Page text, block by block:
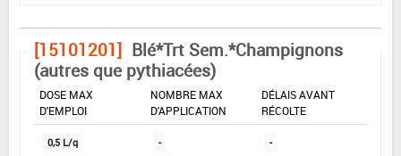
[15101201] Blé*Trt Sem.*Champignons
(autres que pythiacées)
DOSE MAX
D'EMPLOI
NOMBRE MAX
D'APPLICATION
DÉLAIS AVANT
RÉCOLTE
0,5 L/q - -